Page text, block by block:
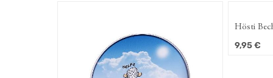
Hösti Becher
Porzellan
9,95€